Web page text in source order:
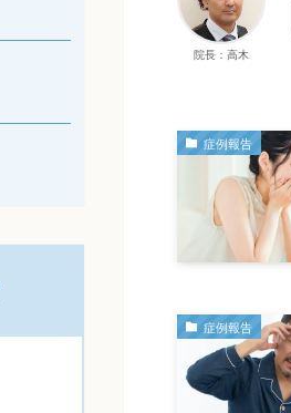
院長：高木
症例報告
症例報告